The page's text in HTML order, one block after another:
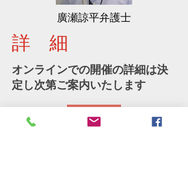
​廣瀬諒平弁護士
詳 細
オンラインでの開催の詳細は決
定し次第ご案内いたします
詳細